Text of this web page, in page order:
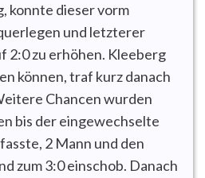
konnte dieser vorm
und letzterer
2:0 zu erhöhen. Kleeberg
können, traf kurz danach
Chancen wurden
bis der eingewechselte
2 Mann und den
zum 3:0 einschob. Danach